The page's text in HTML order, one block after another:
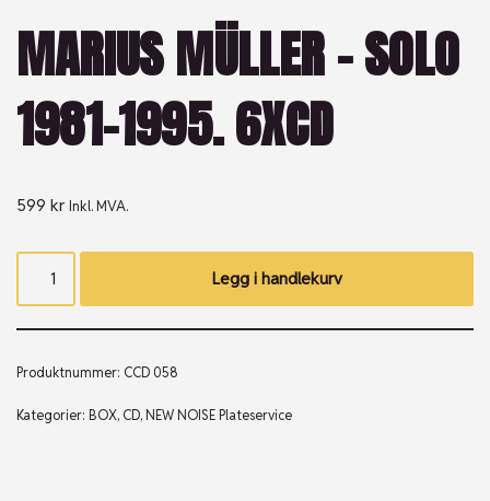
MARIUS MÜLLER ‎– SOLO
1981-1995. 6XCD
599 kr Inkl. MVA.
Legg i handlekurv
Produktnummer: CCD 058
Kategorier: BOX, CD, NEW NOISE Plateservice